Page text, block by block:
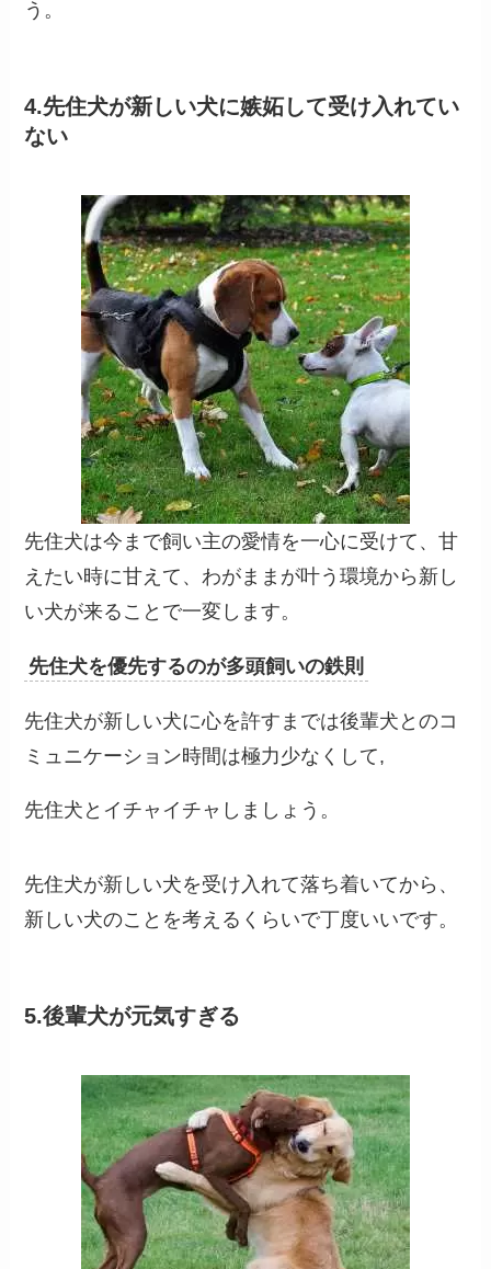
う。
4.先住犬が新しい犬に嫉妬して受け入れてい
ない
先住犬は今まで飼い主の愛情を一心に受けて、甘
えたい時に甘えて、わがままが叶う環境から新し
い犬が来ることで一変します。
先住犬を優先するのが多頭飼いの鉄則
先住犬が新しい犬に心を許すまでは後輩犬とのコ
ミュニケーション時間は極力少なくして,
先住犬とイチャイチャしましょう。
先住犬が新しい犬を受け入れて落ち着いてから、
新しい犬のことを考えるくらいで丁度いいです。
5.後輩犬が元気すぎる